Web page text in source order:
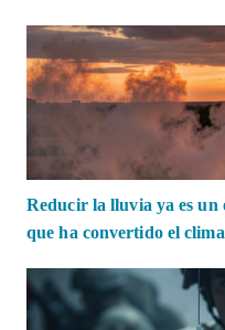
Reducir la lluvia ya es
que ha convertido el